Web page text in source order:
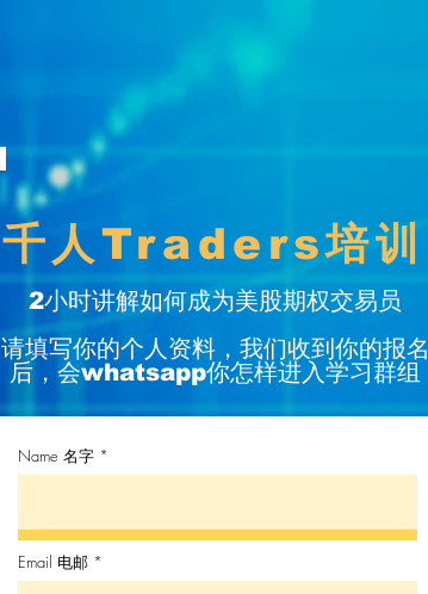
千人Traders培训
2小时讲解如何成为美股期权交易员
请填写你的个人资料，我们收到你的报名
后，会whatsapp你怎样进入学习群组
Name 名字
Email 电邮